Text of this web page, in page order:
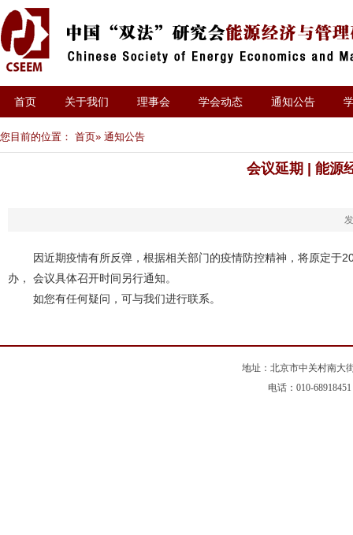
首页 关于我们 理事会 学会动态 通知公告
您目前的位置： 首页» 通知公告
会议延期 | 能源
因近期疫情有所反弹，根据相关部门的疫情防控精神，将原定于
办， 会议具体召开时间另行通知。
如您有任何疑问，可与我们进行联系。
地址：北京市中关村南大
电话：010-